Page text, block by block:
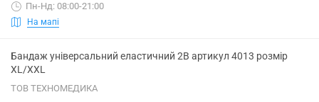
Пн-Нд: 08:00-21:00
На мапі
Бандаж універсальний еластичний 2B артикул 4013 розмір
XL/XXL
ТОВ ТЕХНОМЕДИКА